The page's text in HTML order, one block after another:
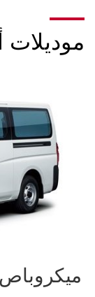
موديلات
ميكروباص